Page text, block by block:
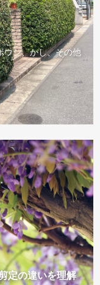
ウシ、かし、その他
定の違いを理解